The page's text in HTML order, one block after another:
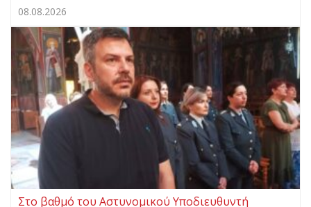
08.08.2026
Στο βαθμό του Αστυνομικού Υποδιευθυντή